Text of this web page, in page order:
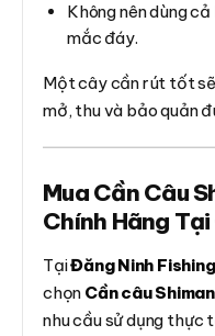
Không nên dùng
mắc đáy.
Một cây cần rút tốt
mở, thu và bảo quản
Mua Cần Câu
Chính Hãng
TạiĐăng Ninh Fishing
chọn Cần câu
nhu cầu sử dụng thực